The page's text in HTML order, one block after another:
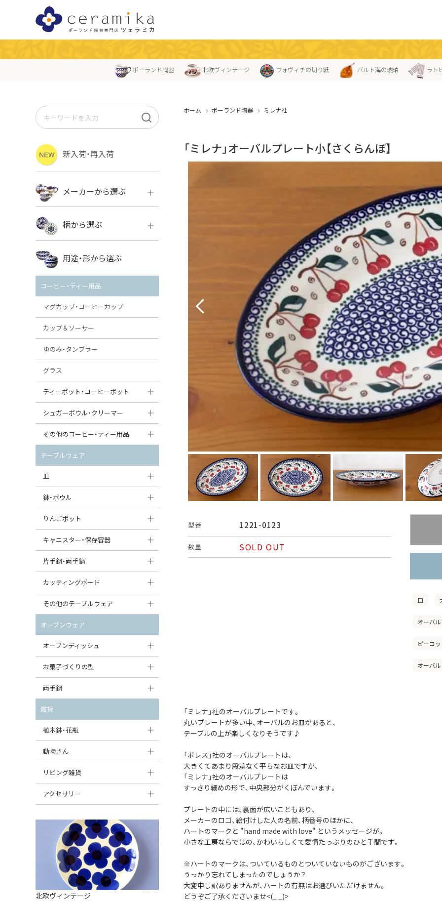
ポーランド陶器 北欧ヴィンテージ ウォヴィチの切り紙 バルト海の琥珀 ラト
ホーム ポーランド陶器 ミレナ社
「ミレナ」オーバルプレート小【さくらんぼ】
型番 1221-0123
数量
SOLD OUT
皿
オーバ
ピーコ
オーバル
「ミレナ」社のオーバルプレートです。
丸いプレートが多い中、オーバルのお皿があると、
テーブルの上が楽しくなりそうです♪
「ボレス」社のオーバルプレートは、
大きくてあまり段差なく平らなお皿ですが、
「ミレナ」社のオーバルプレートは
すっきり細めの形で、中央部分がくぼんでいます。
プレートの中には、裏面が広いこともあり、
メーカーのロゴ、絵付けした人の名前、柄番号のほかに、
ハートのマークと "hand made with love" というメッセージが。
小さな工房ならではの、かわいらしくて愛情たっぷりのひと手間です。
※ハートのマークは、ついているものとついていないものがございます。
うっかり忘れてしまったのでしょうか？
大変申し訳ありませんが、ハートの有無はお選びいただけません。
どうぞご了承くださいませ<(_ _)>
新入荷・再入荷
メーカーから選ぶ
ボレス
VENA
ミレナ
柄から選ぶ
ボレス
用途・形から選ぶ
コーヒー・ティー用品
マグカップ・コーヒーカップ
カップ＆ソーサー
ゆのみ・タンブラー
グラス
ティーポット・コーヒーポット
ティーポット
コーヒーポット
シュガーボウル・クリーマー
シュガーボウル
クリーマー
その他のコーヒー・ティー用品
ポットウォーマー
ピッチャー
コーヒードリッパー
すべて見る
テーブルウェア
皿
大皿（24cm〜）
中皿（18〜24cm）
丸皿
スープ皿
ダルマプレート
たまご型プレート
ハート型プレート
変形プレート
分割ディッシュ
すべて見る
鉢・ボウル
大鉢（21cm〜）
中鉢（16〜21cm）
丸鉢・どんぶり・ボウル
茶碗
オーバルボウル
ハートボウル
葉っぱ型ボウル
りんご型ボウル
いちご型ボウル
星型ボウル
スープカップ
そば猪口・フリーカップ
ココット
薬味入れ
ミキシングボウル
りんごポット
りんごポット
りんごポット小
キャニスター・保存容器
キャニスター
つぼ
ガーリックポット
オニオンキャニスター
ガーリックキャニスター
チーズケース
バターディッシュ
六角形ポット
ボトル
すべて見る
片手鍋・両手鍋
ソースパン（片手鍋）
スープチュリーン
カッティングボード
角型カッティングボード
丸型カッティングボード
すべて見る
その他のテーブルウェア
調味料入れ
グレイヴィーボート
エッグカップ
ケーキスタンド
カトラリー
はしおき・カトラリーレスト
オーブンウェア
オーブンディッシュ
大型（24cm〜）
中型（18〜24cm）
スクエアオーブンディッシュ
オーバルオーブンディッシュ
すべて見る
お菓子づくりの型
パウンド型
マフィン型
すべて見る
両手鍋
チュリーン
キャセロール
すべて見る
雑貨
植木鉢・花瓶
植木鉢
花瓶
動物さん
フィギュア・置物
貯金箱
オーナメント
クリーマー
リビング雑貨
スツール
バス・洗面用品
家具小物
小物入れ
アロマポット
アクセサリー
ペンダントトップ
すべて見る
北欧ヴィンテージ